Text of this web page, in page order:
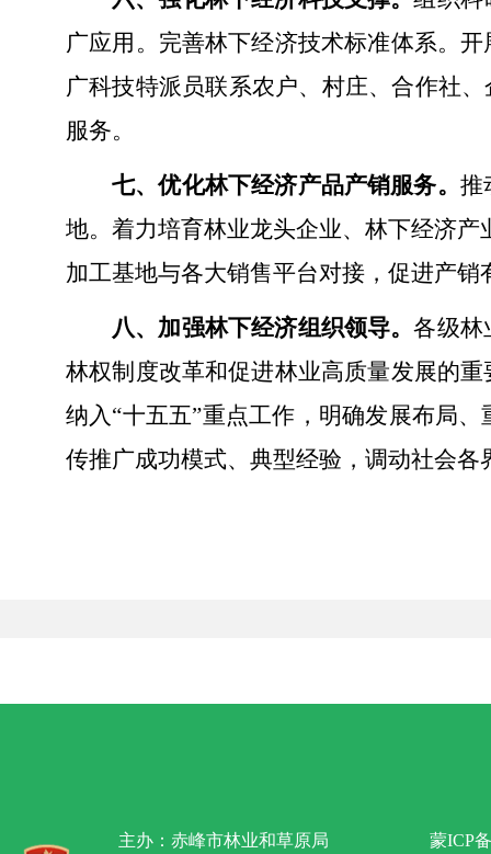
广应用。完善林下经济技术标准体系。
广科技特派员联系农户、村庄、合作社
服务。
七、优化林下经济产品产销服务。 推
地。着力培育林业龙头企业、林下经济产
加工基地与各大销售平台对接，促进产销
八、加强林下经济组织领导。各级林
林权制度改革和促进林业高质量发展的
纳入“十五五”重点工作，明确发展布局
传推广成功模式、典型经验，调动社会
主办：赤峰市林业和草原局 蒙ICP